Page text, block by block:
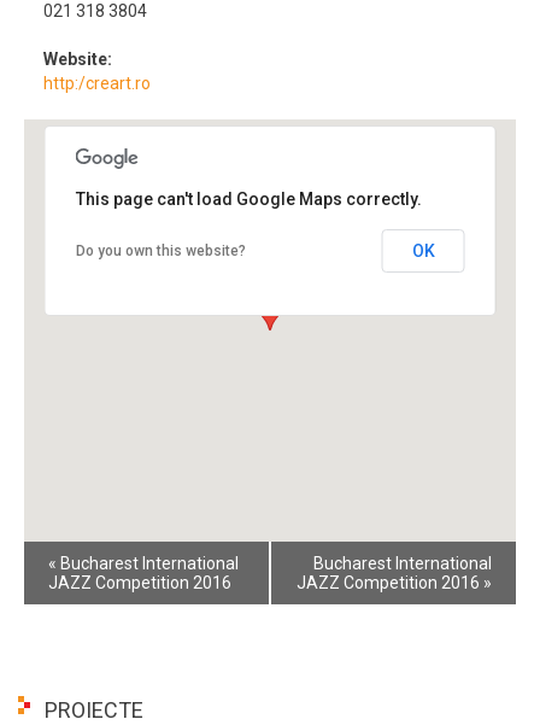
021 318 3804
Website:
http:/creart.ro
This page can't load Google Maps correctly.
Do you own this website? OK
Event
Navigation
« Bucharest International
JAZZ Competition 2016
Bucharest International
JAZZ Competition 2016 »
PROIECTE